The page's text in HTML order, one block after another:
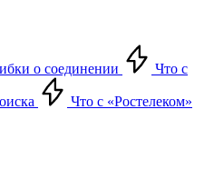
о соединении Что с
Что с «Ростелеком»